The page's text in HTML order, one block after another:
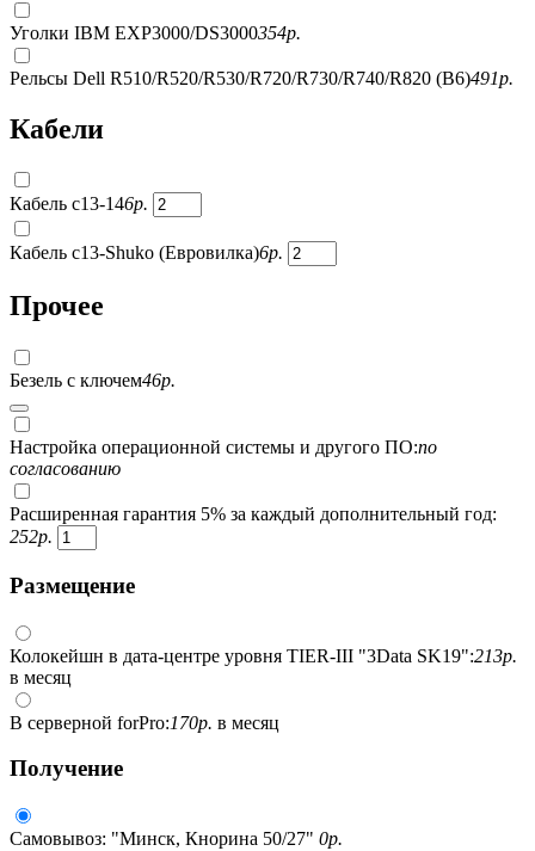
Уголки IBM EXP3000/DS3000354р.
Рельсы Dell R510/R520/R530/R720/R730/R740/R820 (B6)491р.
Кабели
Кабель c13-146р.
Кабель c13-Shuko (Евровилка)6р.
Прочее
Безель с ключем46р.
Настройка операционной системы и другого ПО:по
согласованию
Расширенная гарантия 5% за каждый дополнительный год:
252р.
Размещение
Колокейшн в дата-центре уровня TIER-III "3Data SK19":213р.
в месяц
В серверной forPro:170р. в месяц
Получение
Самовывоз: "Минск, Кнорина 50/27" 0р.